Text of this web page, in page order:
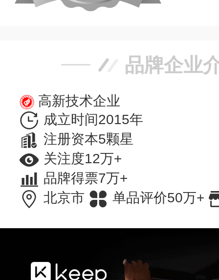
品牌企业
高新技术企业
成立时间2015年
注册资本5颗星
关注度12万+
品牌得票7万+
北京市
单品评价50万+